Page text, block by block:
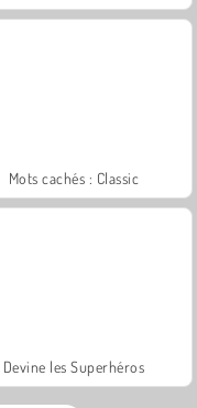
Mots cachés : Classic
Devine les Superhéros